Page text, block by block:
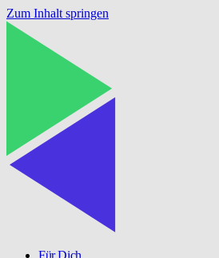
Zum Inhalt springen
Für Dich